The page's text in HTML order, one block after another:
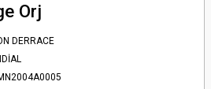
Orj
DERRACE